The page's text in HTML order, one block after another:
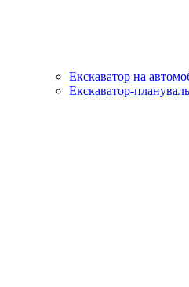
Екскаватор на
Екскаватор-